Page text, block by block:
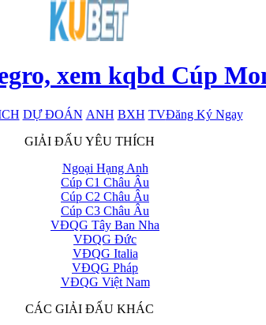
xem kqbd Cúp
DỰ ĐOÁN ANH BXH TVĐăng Ký Ngay
x
GIẢI ĐẤU YÊU THÍCH
Ngoại Hạng Anh
Cúp C1 Châu Âu
Cúp C2 Châu Âu
Cúp C3 Châu Âu
VĐQG Tây Ban Nha
VĐQG Đức
VĐQG Italia
VĐQG Pháp
VĐQG Việt Nam
CÁC GIẢI ĐẤU KHÁC